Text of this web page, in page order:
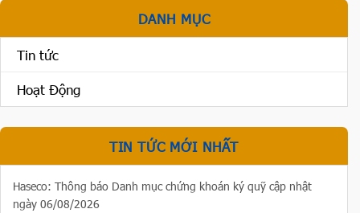
DANH MỤC
Tin tức
Hoạt Động
TIN TỨC MỚI NHẤT
Haseco: Thông báo Danh mục chứng khoán ký quỹ cập nhật
ngày 06/08/2026